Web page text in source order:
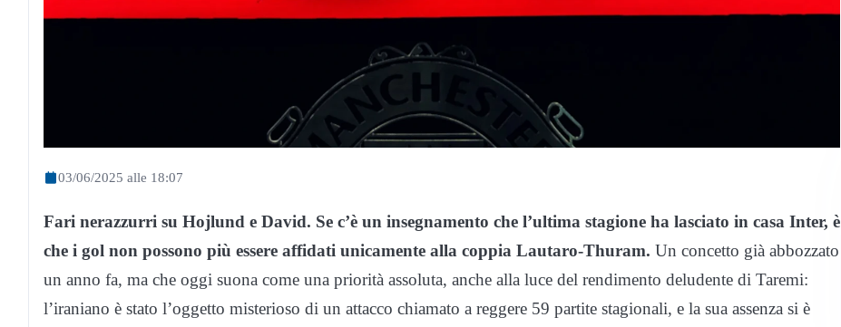
03/06/2025 alle 18:07
Fari nerazzurri su Hojlund e David. Se c’è un insegnamento che l’ultima stagione ha lasciato in casa Inter, è
che i gol non possono più essere affidati unicamente alla coppia Lautaro-Thuram. Un concetto già abbozzato
un anno fa, ma che oggi suona come una priorità assoluta, anche alla luce del rendimento deludente di Taremi:
l’iraniano è stato l’oggetto misterioso di un attacco chiamato a reggere 59 partite stagionali, e la sua assenza si è